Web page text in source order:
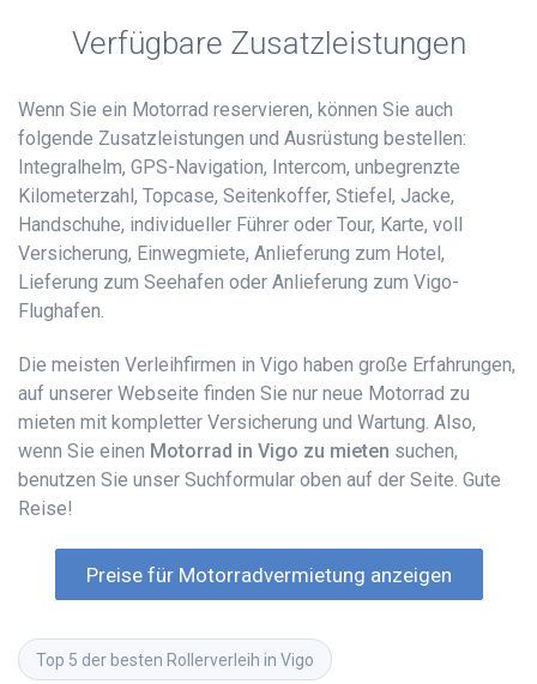
Verfügbare Zusatzleistungen
Wenn Sie ein Motorrad reservieren, können Sie auch
folgende Zusatzleistungen und Ausrüstung bestellen:
Integralhelm, GPS-Navigation, Intercom, unbegrenzte
Kilometerzahl, Topcase, Seitenkoffer, Stiefel, Jacke,
Handschuhe, individueller Führer oder Tour, Karte, voll
Versicherung, Einwegmiete, Anlieferung zum Hotel,
Lieferung zum Seehafen oder Anlieferung zum Vigo-
Flughafen.
Die meisten Verleihfirmen in Vigo haben große Erfahrungen,
auf unserer Webseite finden Sie nur neue Motorrad zu
mieten mit kompletter Versicherung und Wartung. Also,
wenn Sie einen Motorrad in Vigo zu mieten suchen,
benutzen Sie unser Suchformular oben auf der Seite. Gute
Reise!
Preise für Motorradvermietung anzeigen
Top 5 der besten Rollerverleih in Vigo